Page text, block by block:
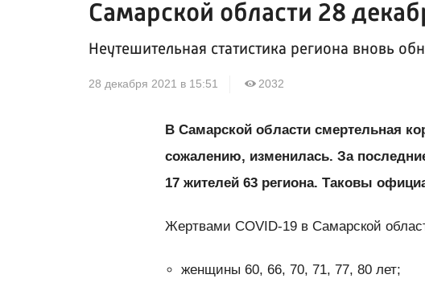
Самарской области 28
Неутешительная статистика региона вновь
28 декабря 2021 в 15:51 2032
В Самарской области смертельная
сожалению, изменилась. За
17 жителей 63 региона. Таковы
Жертвами COVID-19 в Самарской
женщины 60, 66, 70, 71, 77, 80 лет;